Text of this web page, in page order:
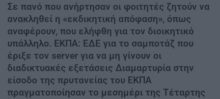
Σε πανό που ανήρτησαν οι φοιτητές ζητούν να
ανακληθεί η «εκδικητική απόφαση», όπως
αναφέρουν, που ελήφθη για τον διοικητικό
υπάλληλο. ΕΚΠΑ: ΕΔΕ για το σαμποτάζ που
έριξε τον server για να μη γίνουν οι
διαδικτυακές εξετάσεις Διαμαρτυρία στην
είσοδο της πρυτανείας του ΕΚΠΑ
πραγματοποίησαν το μεσημέρι της Τέταρτης